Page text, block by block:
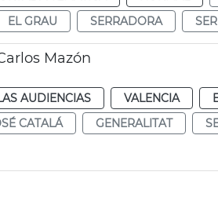
EL GRAU SERRADORA
Mazón
AUDIENCIAS VALENCIA
CATALÁ GENERALITAT